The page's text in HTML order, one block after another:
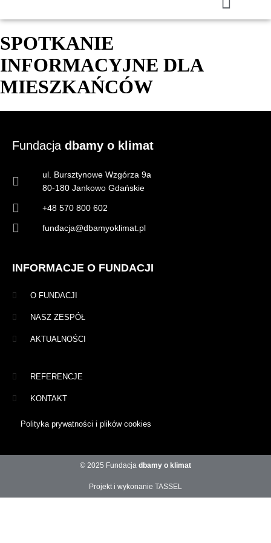
SPOTKANIE
INFORMACYJNE DLA
MIESZKAŃCÓW
Fundacja dbamy o klimat
ul. Bursztynowe Wzgórza 9a
80-180 Jankowo Gdańskie
+48 570 800 602
fundacja@dbamyoklimat.pl
INFORMACJE O FUNDACJI
O FUNDACJI
NASZ ZESPÓŁ
AKTUALNOŚCI
REFERENCJE
KONTAKT
Polityka prywatności i plików cookies
© 2025 Fundacja dbamy o klimat
Projekt i wykonanie TASSEL